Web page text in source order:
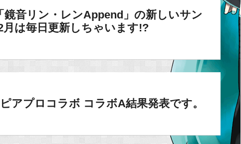
鏡音リン・レンAppend」の新しいサン
月は毎日更新しちゃいます!?
アプロコラボ コラボA結果発表です。